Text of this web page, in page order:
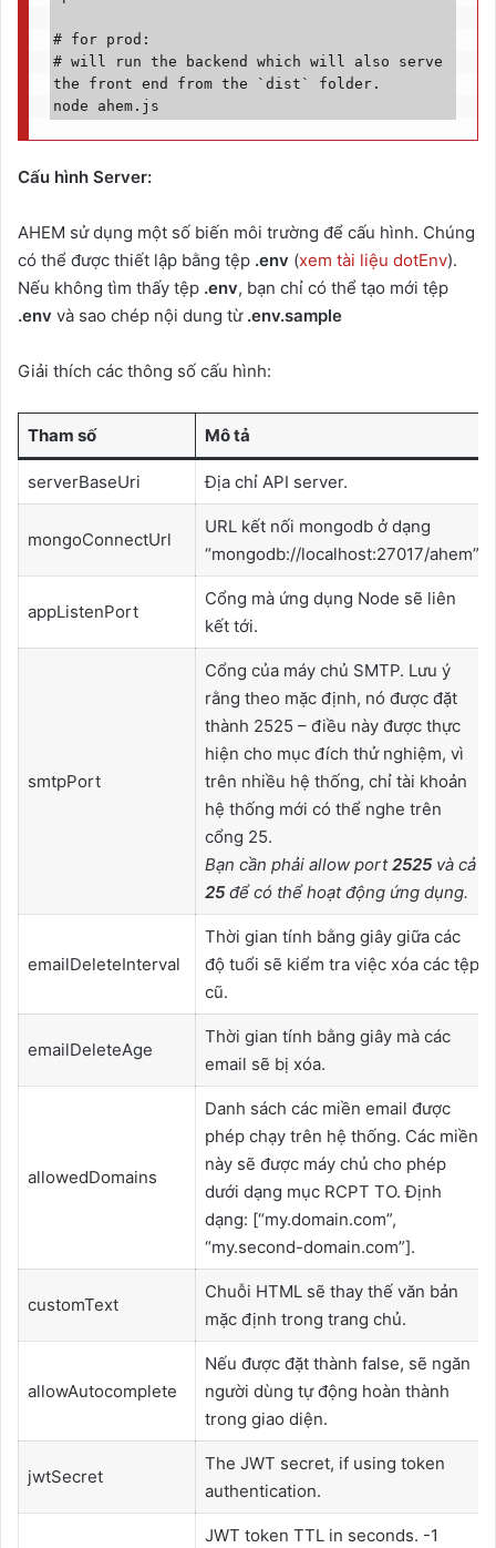
# for prod:
# will run the backend which will also serve
the front end from the `dist` folder.
node ahem.js
Cấu hình Server:
AHEM sử dụng một số biến môi trường để cấu hình. Chúng
có thể được thiết lập bằng tệp .env (xem tài liệu dotEnv).
Nếu không tìm thấy tệp .env, bạn chỉ có thể tạo mới tệp
.env và sao chép nội dung từ .env.sample
Giải thích các thông số cấu hình:
Tham số Mô tả
serverBaseUri Địa chỉ API server.
mongoConnectUrl
URL kết nối mongodb ở dạng
“mongodb://localhost:27017/ahem”.
appListenPort
Cổng mà ứng dụng Node sẽ liên
kết tới.
smtpPort
Cổng của máy chủ SMTP. Lưu ý
rằng theo mặc định, nó được đặt
thành 2525 – điều này được thực
hiện cho mục đích thử nghiệm, vì
trên nhiều hệ thống, chỉ tài khoản
hệ thống mới có thể nghe trên
cổng 25.
Bạn cần phải allow port2525 và cả
25để có thể hoạt động ứng dụng.
emailDeleteInterval
Thời gian tính bằng giây giữa các
độ tuổi sẽ kiểm tra việc xóa các tệp
cũ.
emailDeleteAge
Thời gian tính bằng giây mà các
email sẽ bị xóa.
allowedDomains
Danh sách các miền email được
phép chạy trên hệ thống. Các miền
này sẽ được máy chủ cho phép
dưới dạng mục RCPT TO. Định
dạng: [“my.domain.com”,
“my.second-domain.com”].
customText
Chuỗi HTML sẽ thay thế văn bản
mặc định trong trang chủ.
allowAutocomplete
Nếu được đặt thành false, sẽ ngăn
người dùng tự động hoàn thành
trong giao diện.
jwtSecret
The JWT secret, if using token
authentication.
JWT token TTL in seconds. -1